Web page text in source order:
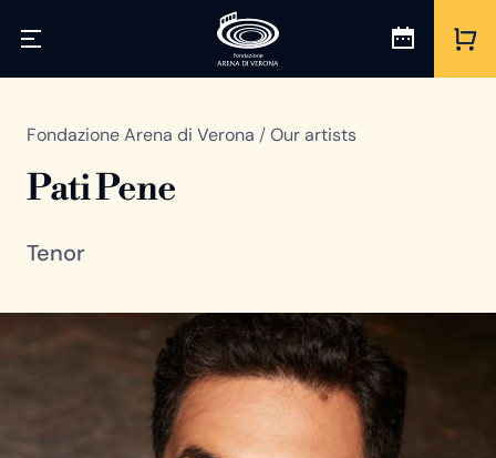
Fondazione Arena di Verona /Our artists
Pati Pene
Tenor